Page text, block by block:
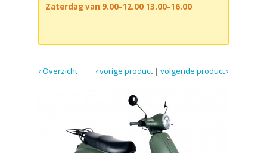
Zaterdag van 9.00-12.00 13.00-16.00
‹ Overzicht volgende product ›
|
‹ vorige product